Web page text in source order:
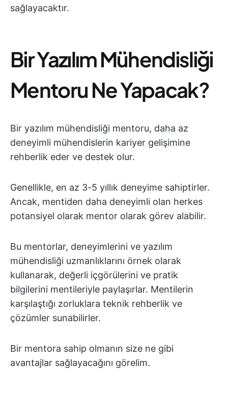
sağlayacaktır.
Bir Yazılım Mühendisliği
Mentoru Ne Yapacak?
Bir yazılım mühendisliği mentoru, daha az
deneyimli mühendislerin kariyer gelişimine
rehberlik eder ve destek olur.
Genellikle, en az 3-5 yıllık deneyime sahiptirler.
Ancak, mentiden daha deneyimli olan herkes
potansiyel olarak mentor olarak görev alabilir.
Bu mentorlar, deneyimlerini ve yazılım
mühendisliği uzmanlıklarını örnek olarak
kullanarak, değerli içgörülerini ve pratik
bilgilerini mentileriyle paylaşırlar. Mentilerin
karşılaştığı zorluklara teknik rehberlik ve
çözümler sunabilirler.
Bir mentora sahip olmanın size ne gibi
avantajlar sağlayacağını görelim.